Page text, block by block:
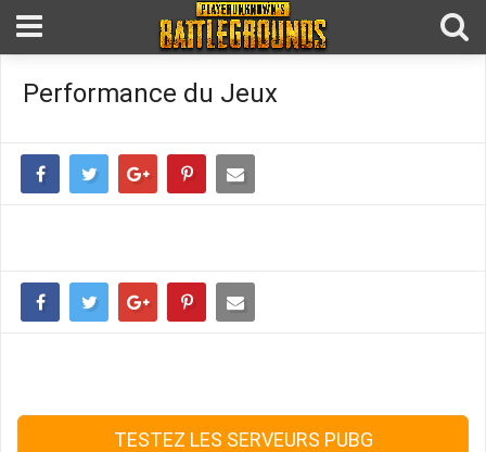
Performance du Jeux
TESTEZ LES SERVEURS PUBG